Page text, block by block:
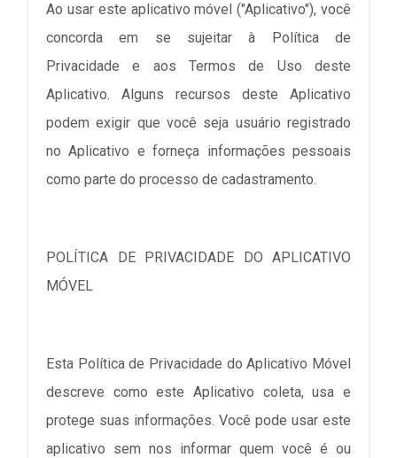
Ao usar este aplicativo móvel ("Aplicativo"), você
concorda em se sujeitar à Política de
Privacidade e aos Termos de Uso deste
Aplicativo. Alguns recursos deste Aplicativo
podem exigir que você seja usuário registrado
no Aplicativo e forneça informações pessoais
como parte do processo de cadastramento.
POLÍTICA DE PRIVACIDADE DO APLICATIVO
MÓVEL
Esta Política de Privacidade do Aplicativo Móvel
descreve como este Aplicativo coleta, usa e
protege suas informações. Você pode usar este
aplicativo sem nos informar quem você é ou